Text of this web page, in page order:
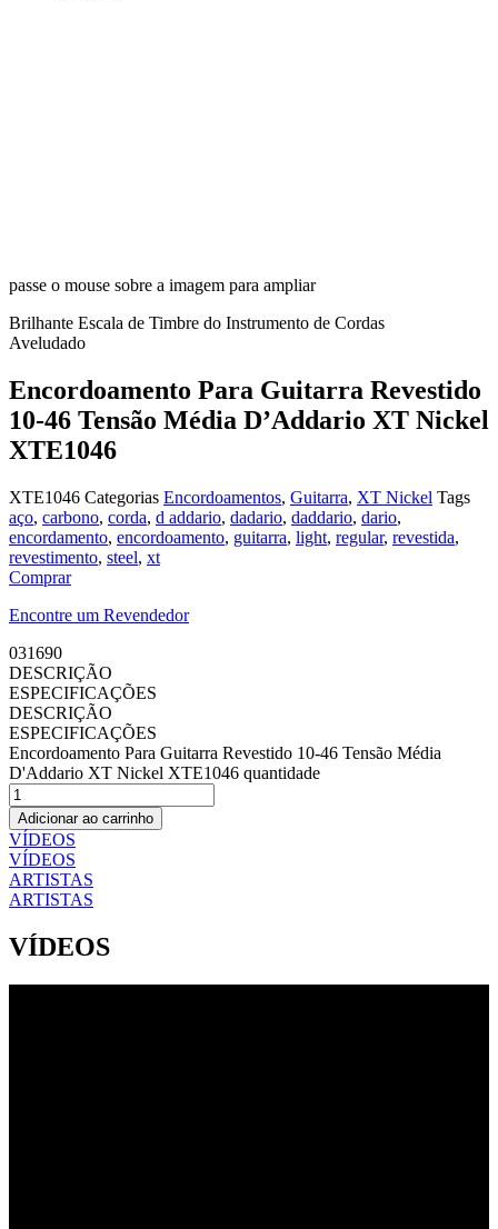
passe o mouse sobre a imagem para ampliar
Brilhante Escala de Timbre do Instrumento de Cordas
Aveludado
Encordoamento Para Guitarra Revestido
10-46 Tensão Média D’Addario XT Nickel
XTE1046
XTE1046 Categorias Encordoamentos, Guitarra, XT Nickel Tags
aço, carbono, corda, d addario, dadario, daddario, dario,
encordamento, encordoamento, guitarra, light, regular, revestida,
revestimento, steel, xt
Comprar
Encontre um Revendedor
031690
DESCRIÇÃO
ESPECIFICAÇÕES
DESCRIÇÃO
ESPECIFICAÇÕES
Encordoamento Para Guitarra Revestido 10-46 Tensão Média
D'Addario XT Nickel XTE1046 quantidade
Adicionar ao carrinho
VÍDEOS
VÍDEOS
ARTISTAS
ARTISTAS
VÍDEOS